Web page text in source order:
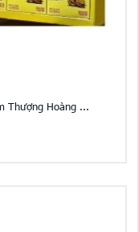
Thượng Hoàng ...